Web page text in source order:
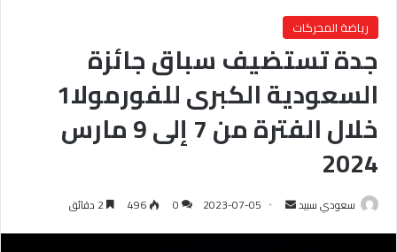
رياضة المحركات
جدة تستضيف سباق جائزة
السعودية الكبرى للفورمولا1
خلال الفترة من 7 إلى 9 مارس
2024
سعودي سبيد 2023-07-05
0
496